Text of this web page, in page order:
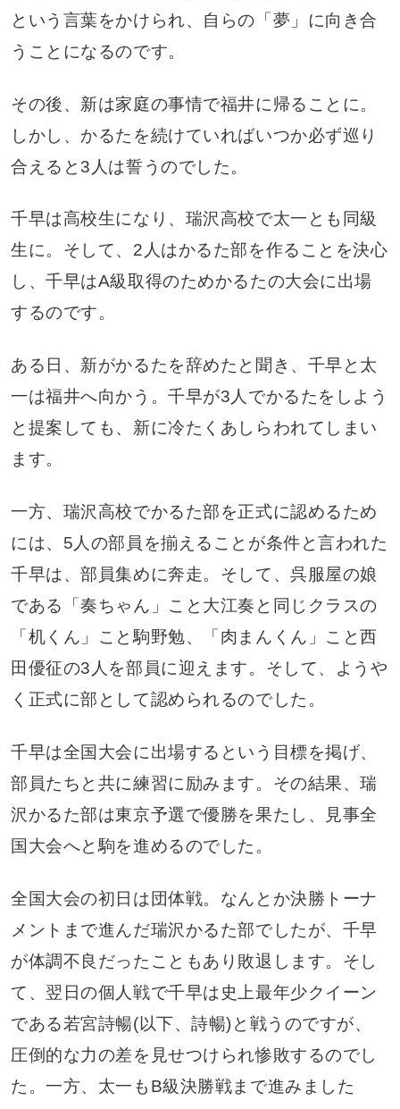
という言葉をかけられ、自らの「夢」に向き合
うことになるのです。
その後、新は家庭の事情で福井に帰ることに。
しかし、かるたを続けていればいつか必ず巡り
合えると3人は誓うのでした。
千早は高校生になり、瑞沢高校で太一とも同級
生に。そして、2人はかるた部を作ることを決心
し、千早はA級取得のためかるたの大会に出場
するのです。
ある日、新がかるたを辞めたと聞き、千早と太
一は福井へ向かう。千早が3人でかるたをしよう
と提案しても、新に冷たくあしらわれてしまい
ます。
一方、瑞沢高校でかるた部を正式に認めるため
には、5人の部員を揃えることが条件と言われた
千早は、部員集めに奔走。そして、呉服屋の娘
である「奏ちゃん」こと大江奏と同じクラスの
「机くん」こと駒野勉、「肉まんくん」こと西
田優征の3人を部員に迎えます。そして、ようや
く正式に部として認められるのでした。
千早は全国大会に出場するという目標を掲げ、
部員たちと共に練習に励みます。その結果、瑞
沢かるた部は東京予選で優勝を果たし、見事全
国大会へと駒を進めるのでした。
全国大会の初日は団体戦。なんとか決勝トーナ
メントまで進んだ瑞沢かるた部でしたが、千早
が体調不良だったこともあり敗退します。そし
て、翌日の個人戦で千早は史上最年少クイーン
である若宮詩暢(以下、詩暢)と戦うのですが、
圧倒的な力の差を見せつけられ惨敗するのでし
た。一方、太一もB級決勝戦まで進みました